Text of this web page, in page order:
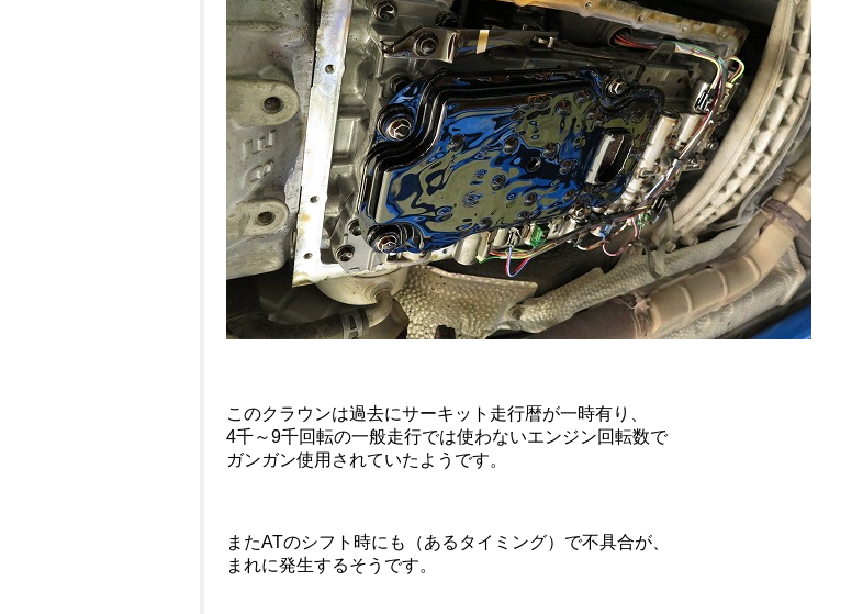
このクラウンは過去にサーキット走行暦が一時有り、
4千～9千回転の一般走行では使わないエンジン回転数で
ガンガン使用されていたようです。
またATのシフト時にも（あるタイミング）で不具合が、
まれに発生するそうです。